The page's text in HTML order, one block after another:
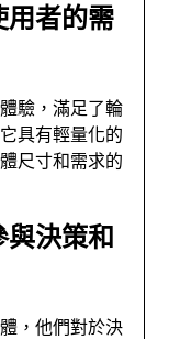
用者的需
驗，滿足了輪
具有輕量化的
尺寸和需求的
與決策和
，他們對於決